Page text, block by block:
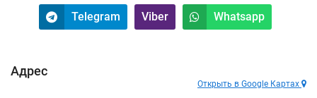
Telegram Viber Whatsapp
Адрес
Открыть в Google Картах